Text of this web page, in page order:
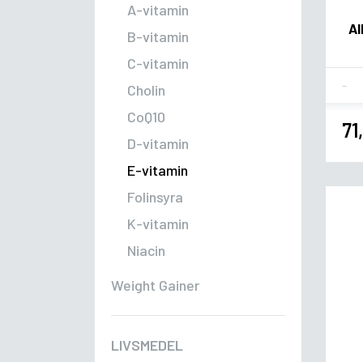
A-vitamin
B-vitamin
C-vitamin
Cholin
CoQ10
D-vitamin
E-vitamin
Folinsyra
K-vitamin
Niacin
Weight Gainer
LIVSMEDEL